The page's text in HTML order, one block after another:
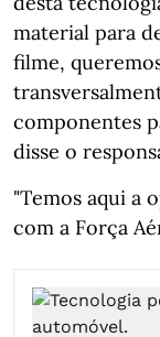
material para
filme,
componentes
disse o
"Temos aqui a
com a Força